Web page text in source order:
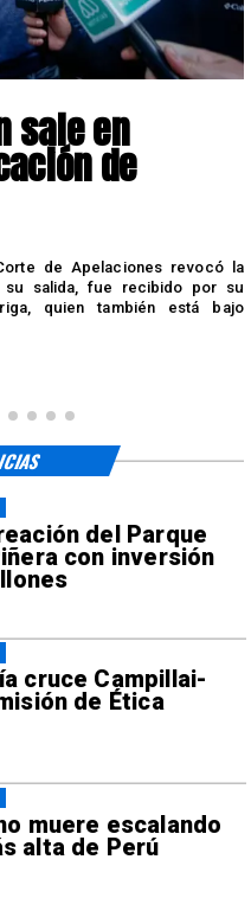
sale en
de
de Apelaciones revocó la
su salida, fue recibido por su
quien también está bajo
del Parque
con inversión
cruce Campillai-
de Ética
muere escalando
alta de Perú